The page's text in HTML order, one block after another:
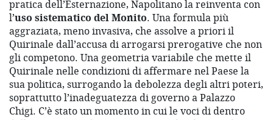
pratica dell’Esternazione, Napolitano la reinventa con
l’uso sistematico del Monito. Una formula più
aggraziata, meno invasiva, che assolve a priori il
Quirinale dall’accusa di arrogarsi prerogative che non
gli competono. Una geometria variabile che mette il
Quirinale nelle condizioni di affermare nel Paese la
sua politica, surrogando la debolezza degli altri poteri,
soprattutto l’inadeguatezza di governo a Palazzo
Chigi. C’è stato un momento in cui le voci di dentro